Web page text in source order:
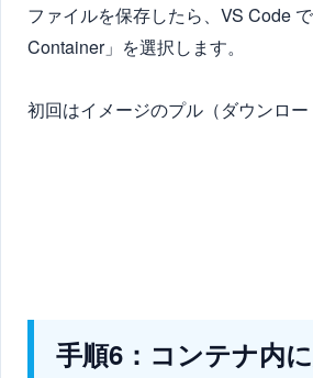
ファイルを保存したら、VS Code
Container」を選択します。
初回はイメージのプル（ダウンロ
手順6：コンテナ内